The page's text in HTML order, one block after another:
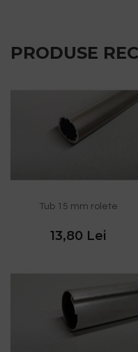
PRODUSE
Tub 15 mm rolete
13,80 Lei